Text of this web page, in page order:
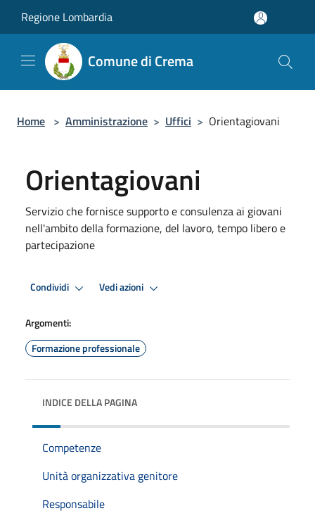
Regione Lombardia
Comune di Crema
Home > Amministrazione > Uffici > Orientagiovani
Orientagiovani
Servizio che fornisce supporto e consulenza ai giovani
nell'ambito della formazione, del lavoro, tempo libero e
partecipazione
Condividi Vedi azioni
Argomenti:
Formazione professionale
INDICE DELLA PAGINA
Competenze
Unità organizzativa genitore
Responsabile